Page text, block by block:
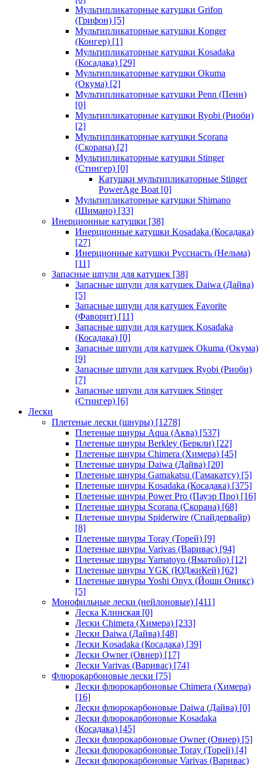
Мультипликаторные катушки Grifon
(Грифон) [5]
Мультипликаторные катушки Konger
(Конгер) [1]
Мультипликаторные катушки Kosadaka
(Косадака) [29]
Мультипликаторные катушки Okuma
(Окума) [2]
Мультипликаторные катушки Penn (Пенн)
[0]
Мультипликаторные катушки Ryobi (Риоби)
[2]
Мультипликаторные катушки Scorana
(Скорана) [2]
Мультипликаторные катушки Stinger
(Стингер) [0]
Катушки мультипликаторные Stinger
PowerAge Boat [0]
Мультипликаторные катушки Shimano
(Шимано) [33]
Инерционные катушки [38]
Инерционные катушки Kosadaka (Косадака)
[27]
Инерционные катушки Русснасть (Нельма)
[11]
Запасные шпули для катушек [38]
Запасные шпули для катушек Daiwa (Дайва)
[5]
Запасные шпули для катушек Favorite
(Фаворит) [11]
Запасные шпули для катушек Kosadaka
(Косадака) [0]
Запасные шпули для катушек Okuma (Окума)
[9]
Запасные шпули для катушек Ryobi (Риоби)
[7]
Запасные шпули для катушек Stinger
(Стингер) [6]
Лески
Плетеные лески (шнуры) [1278]
Плетеные шнуры Aqua (Аква) [537]
Плетеные шнуры Berkley (Беркли) [22]
Плетеные шнуры Chimera (Химера) [45]
Плетеные шнуры Daiwa (Дайва) [20]
Плетеные шнуры Gamakatsu (Гамакатсу) [5]
Плетеные шнуры Kosadaka (Косадака) [375]
Плетеные шнуры Power Pro (Пауэр Про) [16]
Плетеные шнуры Scorana (Скорана) [68]
Плетеные шнуры Spiderwire (Спайдервайр)
[8]
Плетеные шнуры Toray (Торей) [9]
Плетеные шнуры Varivas (Варивас) [94]
Плетеные шнуры Yamatoyo (Яматойо) [12]
Плетеные шнуры YGK (ЮДжиКей) [62]
Плетеные шнуры Yoshi Onyx (Йоши Оникс)
[5]
Монофильные лески (нейлоновые) [411]
Леска Клинская [0]
Лески Chimera (Химера) [233]
Лески Daiwa (Дайва) [48]
Лески Kosadaka (Косадака) [39]
Лески Owner (Овнер) [17]
Лески Varivas (Варивас) [74]
Флюрокарбоновые лески [75]
Лески флюрокарбоновые Chimera (Химера)
[16]
Лески флюрокарбоновые Daiwa (Дайва) [0]
Лески флюрокарбоновые Kosadaka
(Косадака) [45]
Лески флюрокарбоновые Owner (Овнер) [5]
Лески флюрокарбоновые Toray (Торей) [4]
Лески флюрокарбоновые Varivas (Варивас)